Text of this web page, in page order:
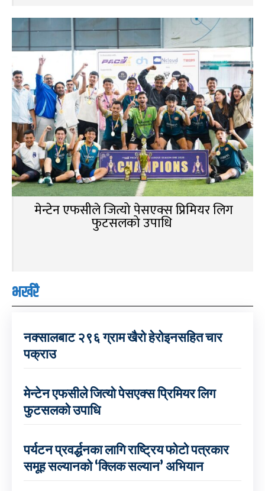
मेन्टेन एफसीले जित्यो पेसएक्स प्रिमियर लिग
फुटसलको उपाधि
भर्खरै
नक्सालबाट २९६ ग्राम खैरो हेरोइनसहित चार
पक्राउ
मेन्टेन एफसीले जित्यो पेसएक्स प्रिमियर लिग
फुटसलको उपाधि
पर्यटन प्रवर्द्धनका लागि राष्ट्रिय फोटो पत्रकार
समूह सल्यानको ‘क्लिक सल्यान’ अभियान